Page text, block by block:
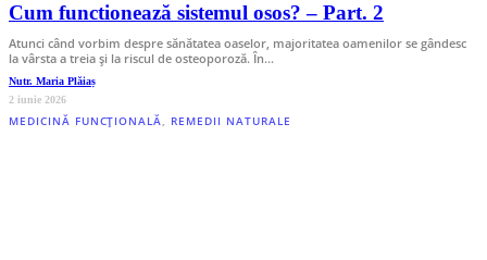
Cum functionează sistemul osos? – Part. 2
Atunci când vorbim despre sănătatea oaselor, majoritatea oamenilor se gândesc
la vârsta a treia și la riscul de osteoporoză. În…
Nutr. Maria Plăiaș
2 iunie 2026
MEDICINĂ FUNCȚIONALĂ, REMEDII NATURALE